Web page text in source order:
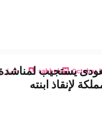
sabbeh اخبار
يستجيب
لإنقاذ ابنته